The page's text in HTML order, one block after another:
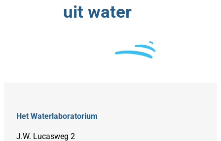
uit water
Het Waterlaboratorium
J.W. Lucasweg 2